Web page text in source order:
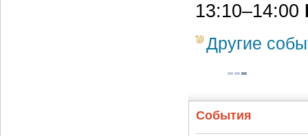
13:10–14:00
Другие
События